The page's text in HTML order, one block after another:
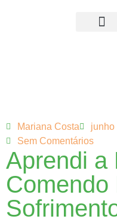
Mariana Costa junho
Sem Comentários
Aprendi a
Comendo